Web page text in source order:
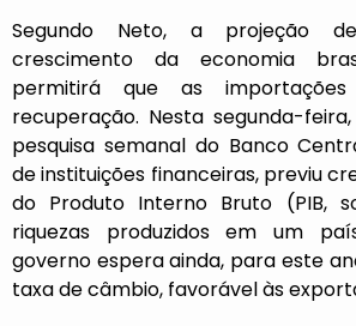
Segundo Neto, a projeção
crescimento da economia
permitirá que as
recuperação. Nesta segunda-
pesquisa semanal do Banco
de instituições financeiras, previu
do Produto Interno Bruto (PIB,
riquezas produzidos em um
governo espera ainda, para este
taxa de câmbio, favorável às